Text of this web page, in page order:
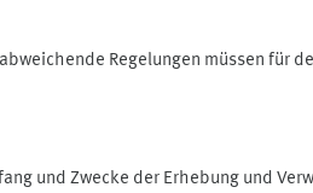
Regelungen müssen für
und Zwecke der Erhebung und